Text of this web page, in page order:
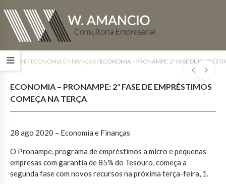
HOME/ ECONOMIA E FINANÇAS/ ECONOMIA – PRONAMPE: 2ª FASE DE
ECONOMIA – PRONAMPE: 2ª FASE DE EMPRÉSTIMOS
COMEÇA NA TERÇA
28 ago 2020 – Economia e Finanças
O Pronampe, programa de empréstimos a micro e pequenas
empresas com garantia de 85% do Tesouro, começa a
segunda fase com novos recursos na próxima terça-feira, 1.